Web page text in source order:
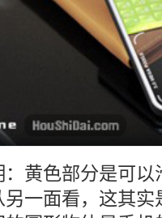
：黄色部分是可
一面看，这其实